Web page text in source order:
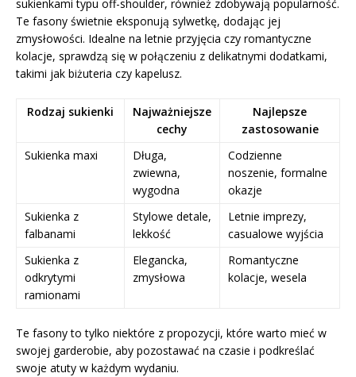
sukienkami typu off-shoulder, również zdobywają popularność.
Te fasony świetnie eksponują sylwetkę, dodając jej
zmysłowości. Idealne na letnie przyjęcia czy romantyczne
kolacje, sprawdzą się w połączeniu z delikatnymi dodatkami,
takimi jak biżuteria czy kapelusz.
Rodzaj sukienki
Najważniejsze
cechy
Najlepsze
zastosowanie
Sukienka maxi
Długa,
zwiewna,
wygodna
Codzienne
noszenie, formalne
okazje
Sukienka z
falbanami
Stylowe detale,
lekkość
Letnie imprezy,
casualowe wyjścia
Sukienka z
odkrytymi
ramionami
Elegancka,
zmysłowa
Romantyczne
kolacje, wesela
Te fasony to tylko niektóre z propozycji, które warto mieć w
swojej garderobie, aby pozostawać na czasie i podkreślać
swoje atuty w każdym wydaniu.